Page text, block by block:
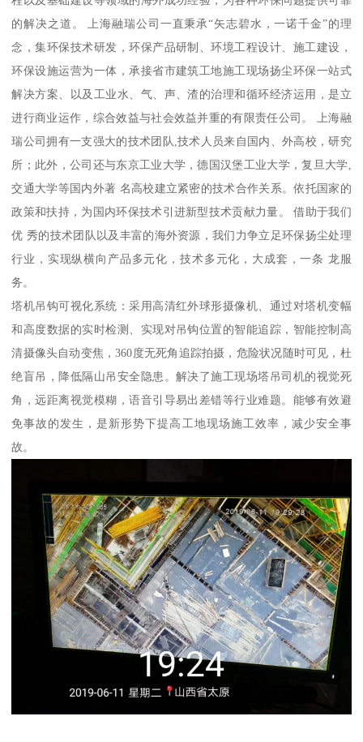
的解决之道。 上海融瑞公司一直秉承“矢志碧水，一诺千金”的理
念，集环保技术研发，环保产品研制、环境工程设计、施工建设，
环保设施运营为一体，承接省市建筑工地施工现场扬尘环保一站式
解决方案、以及工业水、气、声、渣的治理和循环经济运用，是立
进行商业运作，综合效益与社会效益并重的有限责任公司。 上海融
瑞公司拥有一支强大的技术团队,技术人员来自国内、外高校，研究
所；此外，公司还与东京工业大学，德国汉堡工业大学，复旦大学,
交通大学等国内外著 名高校建立紧密的技术合作关系。依托国家的
政策和扶持，为国内环保技术引进新型技术贡献力量。 借助于我们
优 秀的技术团队以及丰富的海外资源，我们力争立足环保扬尘处理
行业，实现纵横向产品多元化，技术多元化，大成套，一条 龙服
务。
塔机吊钩可视化系统：采用高清红外球形摄像机、通过对塔机变幅
和高度数据的实时检测、实现对吊钩位置的智能追踪，智能控制高
清摄像头自动变焦，360度无死角追踪拍摄，危险状况随时可见，杜
绝盲吊，降低隔山吊安全隐患。解决了施工现场塔吊司机的视觉死
角，远距离视觉模糊，语音引导易出差错等行业难题。能够有效避
免事故的发生，是新形势下提高工地现场施工效率，减少安全事
故。